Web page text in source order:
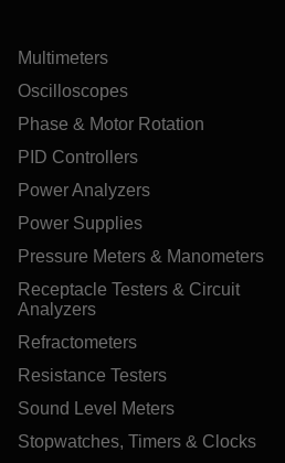
Multimeters
Oscilloscopes
Phase & Motor Rotation
PID Controllers
Power Analyzers
Power Supplies
Pressure Meters & Manometers
Receptacle Testers & Circuit
Analyzers
Refractometers
Resistance Testers
Sound Level Meters
Stopwatches, Timers & Clocks